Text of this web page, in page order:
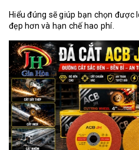
Hiểu đúng sẽ giúp bạn chọn
đẹp hơn và hạn chế hao phí.